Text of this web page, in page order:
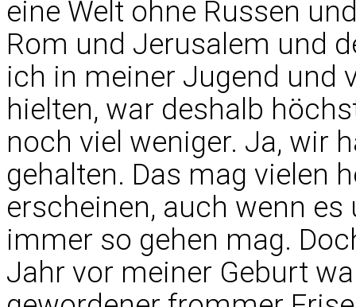
eine Welt ohne Russen
Rom und Jerusalem und
ich in meiner Jugend und
hielten, war deshalb
noch viel weniger. Ja, wir
gehalten. Das mag vielen
erscheinen, auch wenn
immer so gehen mag.
Jahr vor meiner Geburt